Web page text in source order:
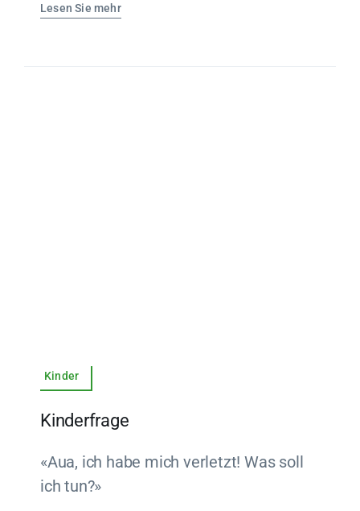
Lesen Sie mehr
Kinder
Kinderfrage
«Aua, ich habe mich verletzt! Was soll
ich tun?»